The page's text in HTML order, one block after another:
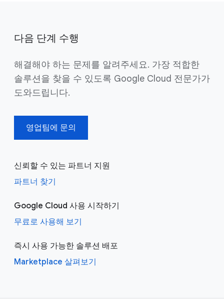
다음 단계 수행
해결해야 하는 문제를 알려주세요. 가장 적합한
솔루션을 찾을 수 있도록 Google Cloud 전문가가
도와드립니다.
영업팀에 문의
신뢰할 수 있는 파트너 지원
파트너 찾기
Google Cloud 사용 시작하기
무료로 사용해 보기
즉시 사용 가능한 솔루션 배포
Marketplace 살펴보기